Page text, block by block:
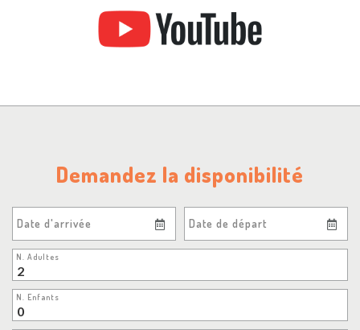
Demandez la disponibilité
Date d'arrivée Date de départ
N. Adultes
N. Enfants